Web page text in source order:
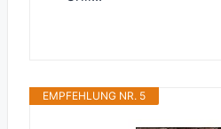
EMPFEHLUNG NR. 5